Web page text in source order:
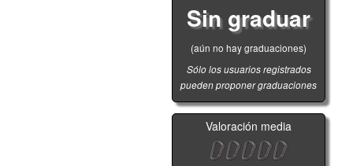
Sin graduar
(aún no hay graduaciones)
Sólo los usuarios registrados
pueden proponer graduaciones
Valoración media